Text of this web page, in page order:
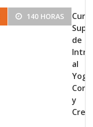
140 HORAS
de
al
Yoga:
y